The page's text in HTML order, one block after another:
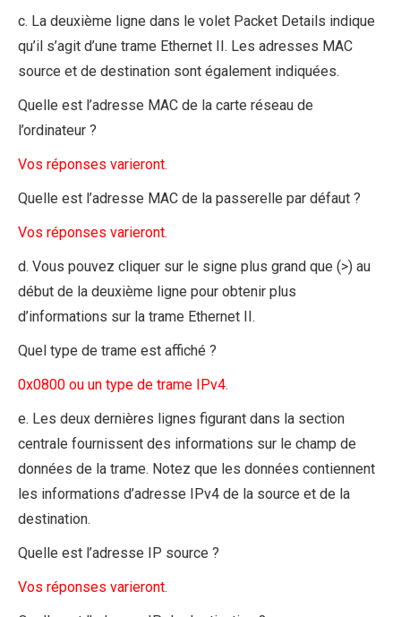
c. La deuxième ligne dans le volet Packet Details indique
qu’il s’agit d’une trame Ethernet II. Les adresses MAC
source et de destination sont également indiquées.
Quelle est l’adresse MAC de la carte réseau de
l’ordinateur ?
Vos réponses varieront.
Quelle est l’adresse MAC de la passerelle par défaut ?
Vos réponses varieront.
d. Vous pouvez cliquer sur le signe plus grand que (>) au
début de la deuxième ligne pour obtenir plus
d’informations sur la trame Ethernet II.
Quel type de trame est affiché ?
0x0800 ou un type de trame IPv4.
e. Les deux dernières lignes figurant dans la section
centrale fournissent des informations sur le champ de
données de la trame. Notez que les données contiennent
les informations d’adresse IPv4 de la source et de la
destination.
Quelle est l’adresse IP source ?
Vos réponses varieront.